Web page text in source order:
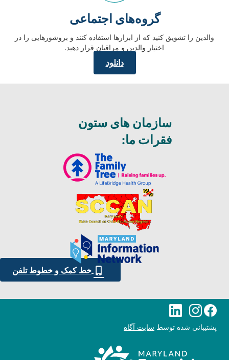
گروه‌های اجتماعی
والدین را تشویق کنید که از ابزارها استفاده کنند و بروشورهایی را در
اختیار والدین و مراقبان قرار دهید.
دانلود
سازمان های ستون
فقرات ما:
خط کمک و خطوط تلفن
صفحه فیس بوک ملزومات دوران کودکی مریلند
ملزومات مریلند برای دوران کودکی اینستاگرام
پشتیبانی شده توسط سایت آگاه